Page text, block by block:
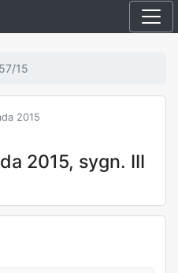
15
2015
2015, sygn. III